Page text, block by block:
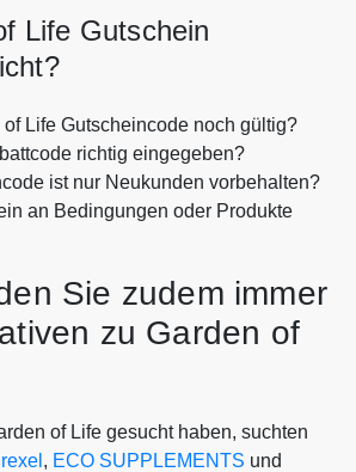
Life Gutschein
of Life Gutscheincode noch gültig?
richtig eingegeben?
ist nur Neukunden vorbehalten?
an Bedingungen oder Produkte
Sie zudem immer
zu Garden of
of Life gesucht haben, suchten
, ECO SUPPLEMENTS und